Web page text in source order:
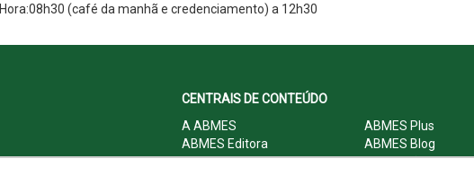
Hora:08h30 (café da manhã e credenciamento) a 12h30
CENTRAIS DE CONTEÚDO
A ABMES
ABMES Plus
ABMES Editora
ABMES Blog
ABMES LInC
Legislação